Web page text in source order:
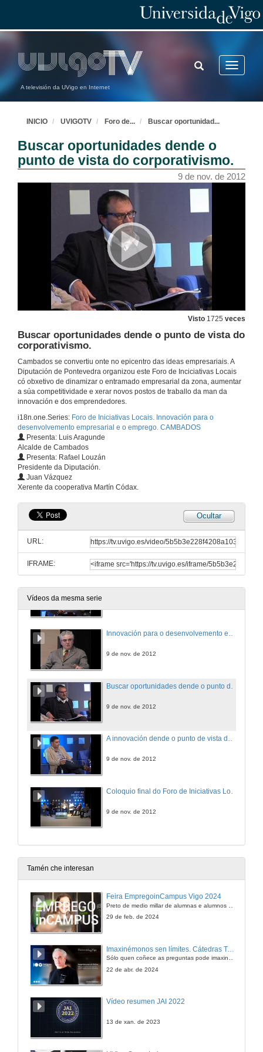
A televisión da UVigo en Internet
Toggle
TOGGLE
SEARCH
INICIO UVIGOTV Foro de... Buscar oportunidad...
Buscar oportunidades dende o
punto de vista do corporativismo.
9 de nov. de 2012
Visto 1725 veces
Buscar oportunidades dende o punto de vista do
corporativismo.
Cambados se convertiu onte no epicentro das ideas empresariais. A
Diputación de Pontevedra organizou este Foro de Inciciativas Locais
có obxetivo de dinamizar o entramado empresarial da zona, aumentar
a súa competitividade e xerar novos postos de traballo da man da
innovación e dos emprendedores.
i18n.one.Series: Foro de Iniciativas Locais. Innovación para o
desenvolvemento empresarial e o emprego. CAMBADOS
Presenta: Luis Aragunde
Alcalde de Cambados
Presenta: Rafael Louzán
Presidente da Diputación.
Juan Vázquez
Xerente da cooperativa Martín Códax.
Ocultar
URL:
IFRAME:
Vídeos da mesma serie
9 de nov. de 2012
Innovación para o desenvolvemento empresarial e laboral en Cambados.
9 de nov. de 2012
9 de nov. de 2012
A innovación dende o punto de vista do empresario.
9 de nov. de 2012
9 de nov. de 2012
Tamén che interesan
Feira EmpregoinCampus Vigo 2024
29 de feb. de 2024
Imaxinémonos sen límites. Cátedras Telefónica
Sólo quen coñece as preguntas pode imaxinar novas respostas
22 de abr. de 2024
Vídeo resumen JAI 2022
13 de xan. de 2023